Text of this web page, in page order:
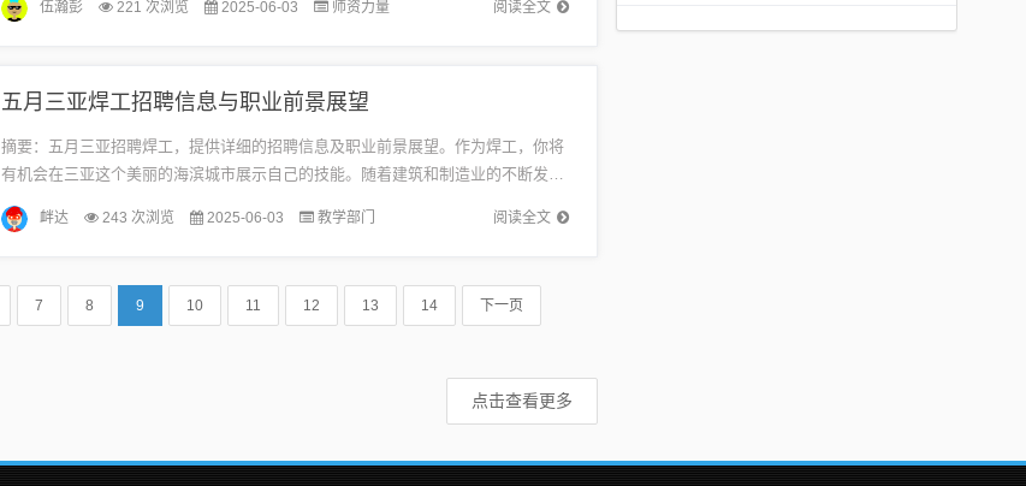
阅读全文
伍瀚彭 221 次浏览 2025-06-03 师资力量
五月三亚焊工招聘信息与职业前景展望
摘要：五月三亚招聘焊工，提供详细的招聘信息及职业前景展望。作为焊工，你将
有机会在三亚这个美丽的海滨城市展示自己的技能。随着建筑和制造业的不断发
展，焊工需求量大增，职业前景广阔。想要了解更多关于三亚焊工招聘信息的详
情，...
阅读全文
衅达 243 次浏览 2025-06-03 教学部门
7 8 9 10 11 12 13 14 下一页
点击查看更多